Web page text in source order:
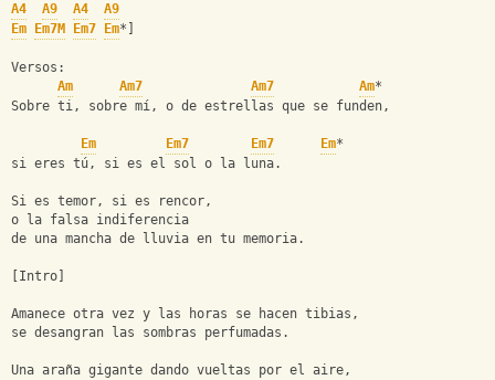
A4
A9 A4
A9
Em
Em7M Em7 Em*]
Versos:
Am
Am7 Am7 Am*
Sobre ti, sobre mí, o de estrellas que se funden,
Em Em7 Em7 Em*
si eres tú, si es el sol o la luna.
Si es temor, si es rencor,
o la falsa indiferencia
de una mancha de lluvia en tu memoria.
[Intro]
Amanece otra vez y las horas se hacen tibias,
se desangran las sombras perfumadas.
Una araña gigante dando vueltas por el aire,